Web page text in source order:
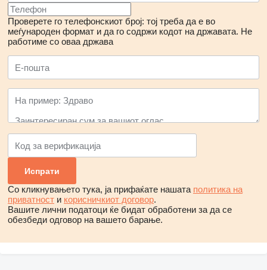
Проверете го телефонскиот број: тој треба да е во
меѓународен формат и да го содржи кодот на државата. Не
работиме со оваа држава
Со кликнувањето тука, ја прифаќате нашата политика на
приватност и корисничкиот договор.
Вашите лични податоци ќе бидат обработени за да се
обезбеди одговор на вашето барање.